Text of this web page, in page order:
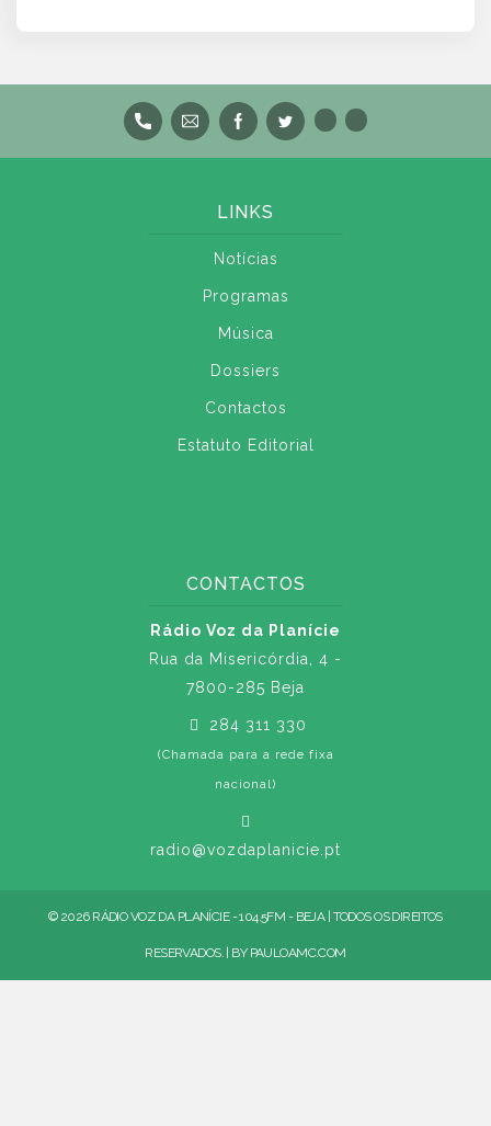
LINKS
Notícias
Programas
Música
Dossiers
Contactos
Estatuto Editorial
CONTACTOS
Rádio Voz da Planície
Rua da Misericórdia, 4 -
7800-285 Beja
284 311 330
(Chamada para a rede fixa
nacional)
radio@vozdaplanicie.pt
© 2026 RÁDIO VOZ DA PLANÍCIE - 104.5FM - BEJA | TODOS OS DIREITOS
RESERVADOS. | BY PAULOAMC.COM